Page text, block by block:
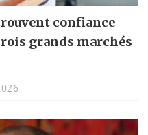
confiance
grands marchés